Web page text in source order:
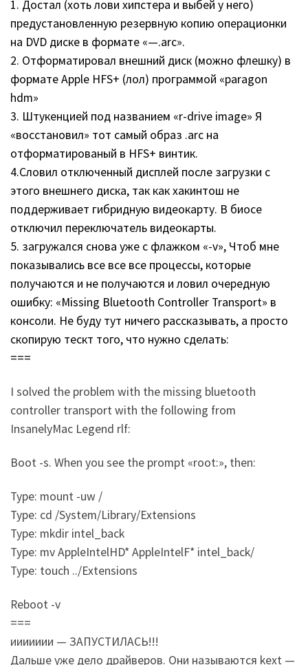
1. Достал (хоть лови хипстера и выбей у него)
предустановленную резервную копию операционки
на DVD диске в формате «—.arc».
2. Отформатировал внешний диск (можно флешку) в
формате Apple HFS+ (лол) программой «paragon
hdm»
3. Штукенцией под названием «r-drive image» Я
«восстановил» тот самый образ .arc на
отформатированый в HFS+ винтик.
4.Словил отключенный дисплей после загрузки с
этого внешнего диска, так как хакинтош не
поддерживает гибридную видеокарту. В биосе
отключил переключатель видеокарты.
5. загружался снова уже с флажком «-v», Чтоб мне
показывались все все все процессы, которые
получаются и не получаются и ловил очередную
ошибку: «Missing Bluetooth Controller Transport» в
консоли. Не буду тут ничего рассказывать, а просто
скопирую тескт того, что нужно сделать:
===
I solved the problem with the missing bluetooth
controller transport with the following from
InsanelyMac Legend rlf:
Boot -s. When you see the prompt «root:», then:
Type: mount -uw /
Type: cd /System/Library/Extensions
Type: mkdir intel_back
Type: mv AppleIntelHD* AppleIntelF* intel_back/
Type: touch ../Extensions
Reboot -v
===
иииииии — ЗАПУСТИЛАСЬ!!!
Дальше уже дело драйверов. Они называются kext —